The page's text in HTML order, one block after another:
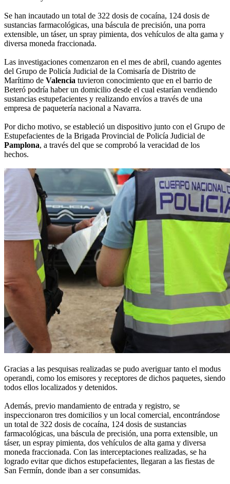
Se han incautado un total de 322 dosis de cocaína, 124 dosis de
sustancias farmacológicas, una báscula de precisión, una porra
extensible, un táser, un spray pimienta, dos vehículos de alta gama y
diversa moneda fraccionada.
Las investigaciones comenzaron en el mes de abril, cuando agentes
del Grupo de Policía Judicial de la Comisaría de Distrito de
Marítimo de Valencia tuvieron conocimiento que en el barrio de
Beteró podría haber un domicilio desde el cual estarían vendiendo
sustancias estupefacientes y realizando envíos a través de una
empresa de paquetería nacional a Navarra.
Por dicho motivo, se estableció un dispositivo junto con el Grupo de
Estupefacientes de la Brigada Provincial de Policía Judicial de
Pamplona, a través del que se comprobó la veracidad de los
hechos.
Gracias a las pesquisas realizadas se pudo averiguar tanto el modus
operandi, como los emisores y receptores de dichos paquetes, siendo
todos ellos localizados y detenidos.
Además, previo mandamiento de entrada y registro, se
inspeccionaron tres domicilios y un local comercial, encontrándose
un total de 322 dosis de cocaína, 124 dosis de sustancias
farmacológicas, una báscula de precisión, una porra extensible, un
táser, un espray pimienta, dos vehículos de alta gama y diversa
moneda fraccionada. Con las interceptaciones realizadas, se ha
logrado evitar que dichos estupefacientes, llegaran a las fiestas de
San Fermín, donde iban a ser consumidas.